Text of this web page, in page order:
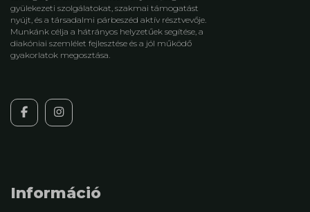
gyülekezeti szolgálatokat, szakmai támogatást
nyújt, és a társadalmi párbeszéd aktív résztvevője.
Munkánk célja a hátrányos helyzetűek segítése, a
diakóniai szemlélet fejlesztése és a jól működő
gyakorlatok megosztása.
Információ